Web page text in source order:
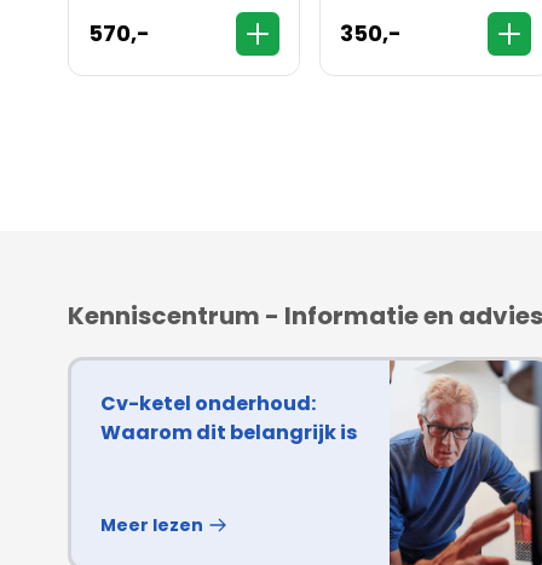
multi-room
570,-
starterskit
350,-
Kenniscentrum - Informatie en advies
Cv-ketel onderhoud:
Waarom dit belangrijk is
Meer lezen